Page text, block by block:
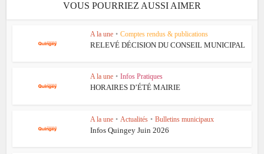
VOUS POURRIEZ AUSSI AIMER
A la une • Comptes rendus & publications
RELEVÉ DÉCISION DU CONSEIL MUNICIPAL
A la une • Infos Pratiques
HORAIRES D’ÉTÉ MAIRIE
A la une • Actualités • Bulletins municipaux
Infos Quingey Juin 2026